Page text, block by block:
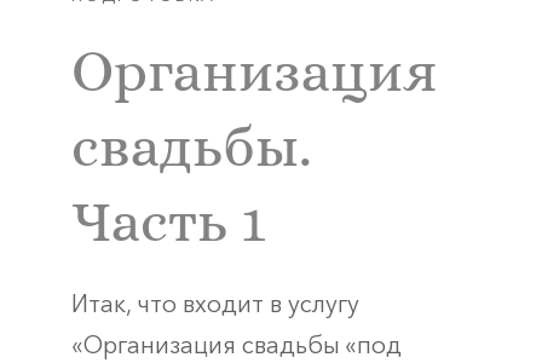
Организация
свадьбы.
Часть 1
Итак, что входит в услугу
«Организация свадьбы «под